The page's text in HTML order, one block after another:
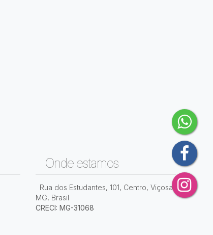
Onde estamos
Rua dos Estudantes, 101, Centro, Viçosa,
MG, Brasil
CRECI: MG-31068